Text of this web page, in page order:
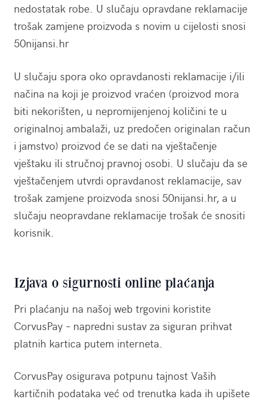
nedostatak robe. U slučaju opravdane reklamacije
trošak zamjene proizvoda s novim u cijelosti snosi
50nijansi.hr
U slučaju spora oko opravdanosti reklamacije i/ili
načina na koji je proizvod vraćen (proizvod mora
biti nekorišten, u nepromijenjenoj količini te u
originalnoj ambalaži, uz predočen originalan račun
i jamstvo) proizvod će se dati na vještačenje
vještaku ili stručnoj pravnoj osobi. U slučaju da se
vještačenjem utvrdi opravdanost reklamacije, sav
trošak zamjene proizvoda snosi 50nijansi.hr, a u
slučaju neopravdane reklamacije trošak će snositi
korisnik.
Izjava o sigurnosti online plaćanja
Pri plaćanju na našoj web trgovini koristite
CorvusPay – napredni sustav za siguran prihvat
platnih kartica putem interneta.
CorvusPay osigurava potpunu tajnost Vaših
kartičnih podataka već od trenutka kada ih upišete